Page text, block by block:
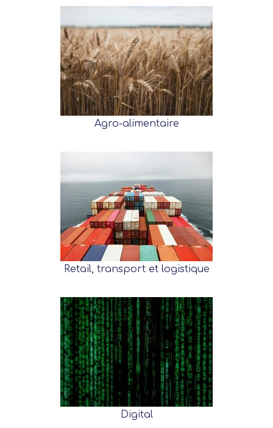
Agro-alimentaire
Retail, transport et logistique
Digital